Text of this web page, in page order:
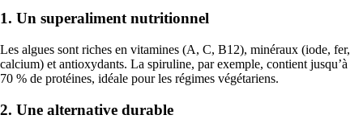
1. Un superaliment nutritionnel
Les algues sont riches en vitamines (A, C, B12), minéraux (iode, fer,
calcium) et antioxydants. La spiruline, par exemple, contient jusqu’à
70 % de protéines, idéale pour les régimes végétariens.
2. Une alternative durable